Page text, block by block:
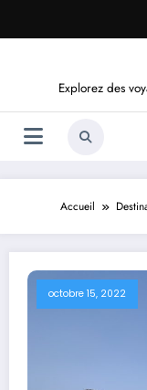
contenu
Explorez des
Accueil
octobre 15, 2022